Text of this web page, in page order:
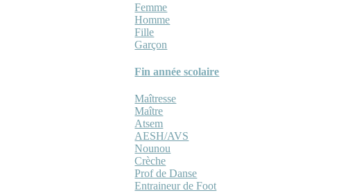
Femme
Homme
Fille
Garçon
Fin année scolaire
Maîtresse
Maître
Atsem
AESH/AVS
Nounou
Crèche
Prof de Danse
Entraineur de Foot